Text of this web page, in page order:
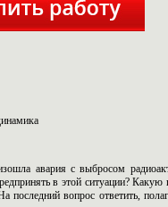
авария с выбросом
в этой ситуации? Какую
вопрос ответить,